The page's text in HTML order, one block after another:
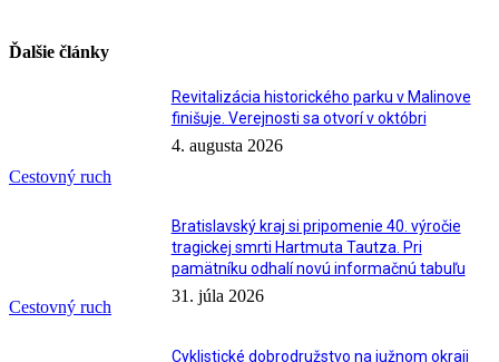
Ďalšie články
Cestovný ruch
Revitalizácia historického parku v Malinove
finišuje. Verejnosti sa otvorí v októbri
4. augusta 2026
Cestovný ruch
Bratislavský kraj si pripomenie 40. výročie
tragickej smrti Hartmuta Tautza. Pri
pamätníku odhalí novú informačnú tabuľu
31. júla 2026
Cyklistické dobrodružstvo na južnom okraji